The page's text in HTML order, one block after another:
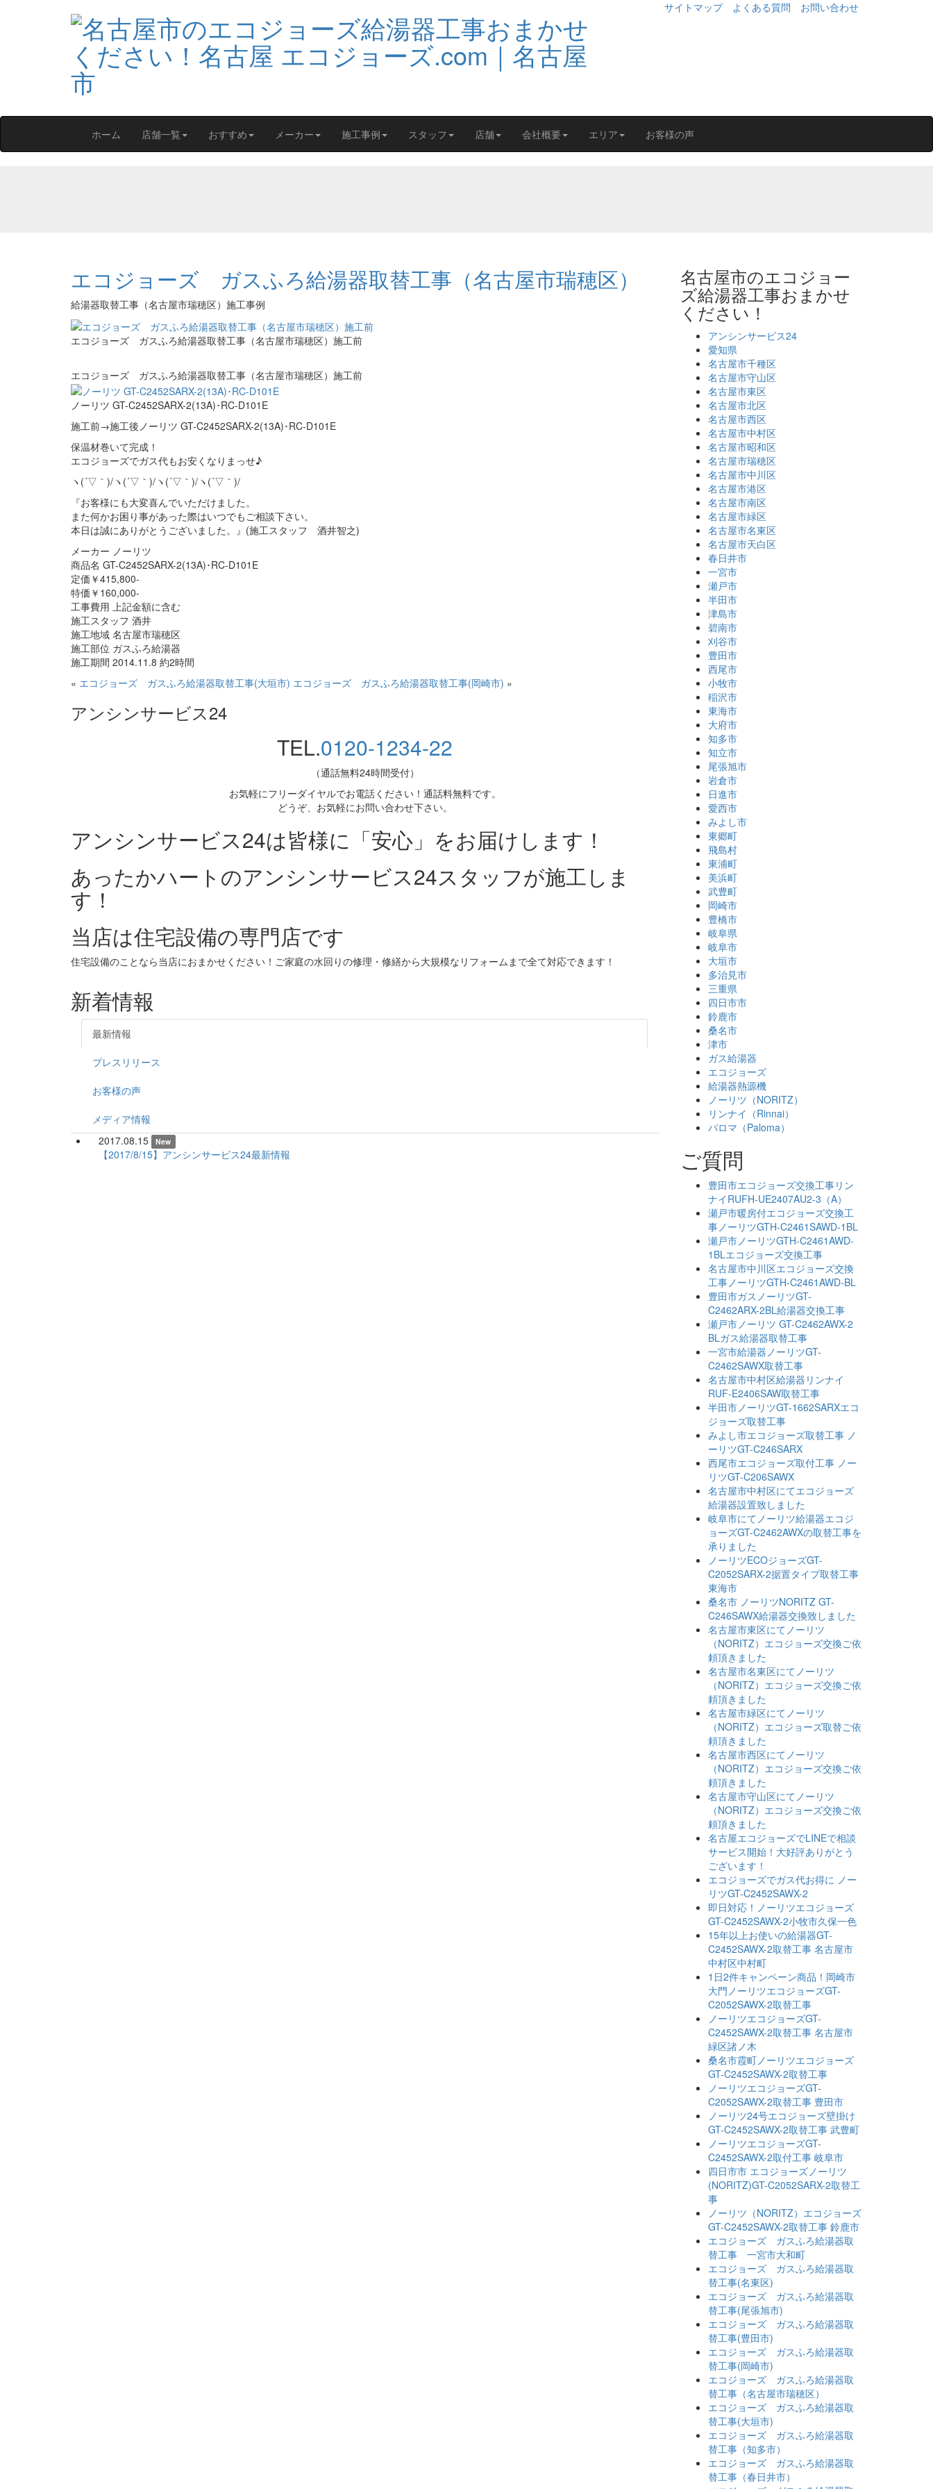
サイトマップ よくある質問 お問い合わせ
ホーム 店舗一覧 おすすめ メーカー 施工事例 スタッフ 店舗 会社概要 エリア お客様の声
エコジョーズ ガスふろ給湯器取替工事（名古屋市瑞穂区）
給湯器取替工事（名古屋市瑞穂区）施工事例
エコジョーズ ガスふろ給湯器取替工事（名古屋市瑞穂区）施工前
エコジョーズ ガスふろ給湯器取替工事（名古屋市瑞穂区）施工前
ノーリツ GT-C2452SARX-2(13A)･RC-D101E
施工前→施工後ノーリツ GT-C2452SARX-2(13A)･RC-D101E
保温材巻いて完成！
エコジョーズでガス代もお安くなりまっせ♪
ヽ(´▽｀)/ヽ(´▽｀)/ヽ(´▽｀)/ヽ(´▽｀)/
『お客様にも大変喜んでいただけました。
また何かお困り事があった際はいつでもご相談下さい。
本日は誠にありがとうございました。』(施工スタッフ 酒井智之)
メーカー ノーリツ
商品名 GT-C2452SARX-2(13A)･RC-D101E
定価￥415,800-
特価￥160,000-
工事費用 上記金額に含む
施工スタッフ 酒井
施工地域 名古屋市瑞穂区
施工部位 ガスふろ給湯器
施工期間 2014.11.8 約2時間
« エコジョーズ ガスふろ給湯器取替工事(大垣市) エコジョーズ ガスふろ給湯器取替工事(岡崎市) »
アンシンサービス24
TEL.0120-1234-22
（通話無料24時間受付）
お気軽にフリーダイヤルでお電話ください！通話料無料です。
どうぞ、お気軽にお問い合わせ下さい。
アンシンサービス24は皆様に「安心」をお届けします！
あったかハートのアンシンサービス24スタッフが施工しま
す！
当店は住宅設備の専門店です
住宅設備のことなら当店におまかせください！ご家庭の水回りの修理・修繕から大規模なリフォームまで全て対応できます！
新着情報
最新情報
プレスリリース
お客様の声
メディア情報
2017.08.15
New
【2017/8/15】アンシンサービス24最新情報
名古屋市のエコジョー
ズ給湯器工事おまかせ
ください！
アンシンサービス24
愛知県
名古屋市千種区
名古屋市守山区
名古屋市東区
名古屋市北区
名古屋市西区
名古屋市中村区
名古屋市昭和区
名古屋市瑞穂区
名古屋市中川区
名古屋市港区
名古屋市南区
名古屋市緑区
名古屋市名東区
名古屋市天白区
春日井市
一宮市
瀬戸市
半田市
津島市
碧南市
刈谷市
豊田市
西尾市
小牧市
稲沢市
東海市
大府市
知多市
知立市
尾張旭市
岩倉市
日進市
愛西市
みよし市
東郷町
飛島村
東浦町
美浜町
武豊町
岡崎市
豊橋市
岐阜県
岐阜市
大垣市
多治見市
三重県
四日市市
鈴鹿市
桑名市
津市
ガス給湯器
エコジョーズ
給湯器熱源機
ノーリツ（NORITZ）
リンナイ（Rinnai）
パロマ（Paloma）
ご質問
豊田市エコジョーズ交換工事リン
ナイRUFH-UE2407AU2-3（A）
瀬戸市暖房付エコジョーズ交換工
事ノーリツGTH-C2461SAWD-1BL
瀬戸市ノーリツGTH-C2461AWD-
1BLエコジョーズ交換工事
名古屋市中川区エコジョーズ交換
工事ノーリツGTH-C2461AWD-BL
豊田市ガスノーリツGT-
C2462ARX-2BL給湯器交換工事
瀬戸市ノーリツ GT-C2462AWX-2
BLガス給湯器取替工事
一宮市給湯器ノーリツGT-
C2462SAWX取替工事
名古屋市中村区給湯器リンナイ
RUF-E2406SAW取替工事
半田市ノーリツGT-1662SARXエコ
ジョーズ取替工事
みよし市エコジョーズ取替工事 ノ
ーリツGT-C246SARX
西尾市エコジョーズ取付工事 ノー
リツGT-C206SAWX
名古屋市中村区にてエコジョーズ
給湯器設置致しました
岐阜市にてノーリツ給湯器エコジ
ョーズGT-C2462AWXの取替工事を
承りました
ノーリツECOジョーズGT-
C2052SARX-2据置タイプ取替工事
東海市
桑名市 ノーリツNORITZ GT-
C246SAWX給湯器交換致しました
名古屋市東区にてノーリツ
（NORITZ）エコジョーズ交換ご依
頼頂きました
名古屋市名東区にてノーリツ
（NORITZ）エコジョーズ交換ご依
頼頂きました
名古屋市緑区にてノーリツ
（NORITZ）エコジョーズ取替ご依
頼頂きました
名古屋市西区にてノーリツ
（NORITZ）エコジョーズ交換ご依
頼頂きました
名古屋市守山区にてノーリツ
（NORITZ）エコジョーズ交換ご依
頼頂きました
名古屋エコジョーズでLINEで相談
サービス開始！大好評ありがとう
ございます！
エコジョーズでガス代お得に ノー
リツGT-C2452SAWX-2
即日対応！ノーリツエコジョーズ
GT-C2452SAWX-2小牧市久保一色
15年以上お使いの給湯器GT-
C2452SAWX-2取替工事 名古屋市
中村区中村町
1日2件キャンペーン商品！岡崎市
大門ノーリツエコジョーズGT-
C2052SAWX-2取替工事
ノーリツエコジョーズGT-
C2452SAWX-2取替工事 名古屋市
緑区諸ノ木
桑名市霞町ノーリツエコジョーズ
GT-C2452SAWX-2取替工事
ノーリツエコジョーズGT-
C2052SAWX-2取替工事 豊田市
ノーリツ24号エコジョーズ壁掛け
GT-C2452SAWX-2取替工事 武豊町
ノーリツエコジョーズGT-
C2452SAWX-2取付工事 岐阜市
四日市市 エコジョーズノーリツ
(NORITZ)GT-C2052SARX-2取替工
事
ノーリツ（NORITZ）エコジョーズ
GT-C2452SAWX-2取替工事 鈴鹿市
エコジョーズ ガスふろ給湯器取
替工事 一宮市大和町
エコジョーズ ガスふろ給湯器取
替工事(名東区)
エコジョーズ ガスふろ給湯器取
替工事(尾張旭市)
エコジョーズ ガスふろ給湯器取
替工事(豊田市)
エコジョーズ ガスふろ給湯器取
替工事(岡崎市)
エコジョーズ ガスふろ給湯器取
替工事（名古屋市瑞穂区）
エコジョーズ ガスふろ給湯器取
替工事(大垣市)
エコジョーズ ガスふろ給湯器取
替工事（知多市）
エコジョーズ ガスふろ給湯器取
替工事（春日井市）